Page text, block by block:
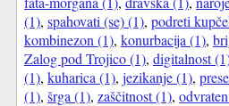
(1), spahovati (se) (1), podreti
kombinezon (1), konurbacija (1),
Zalog pod Trojico (1), digitalnost
(1), kuharica (1), jezikanje (1),
(1), šrga (1), zaščitnost (1),